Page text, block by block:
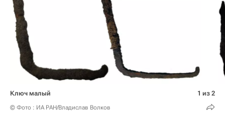
Ключ малый
© Фото : ИА РАН/Владислав Волков
1 из 2